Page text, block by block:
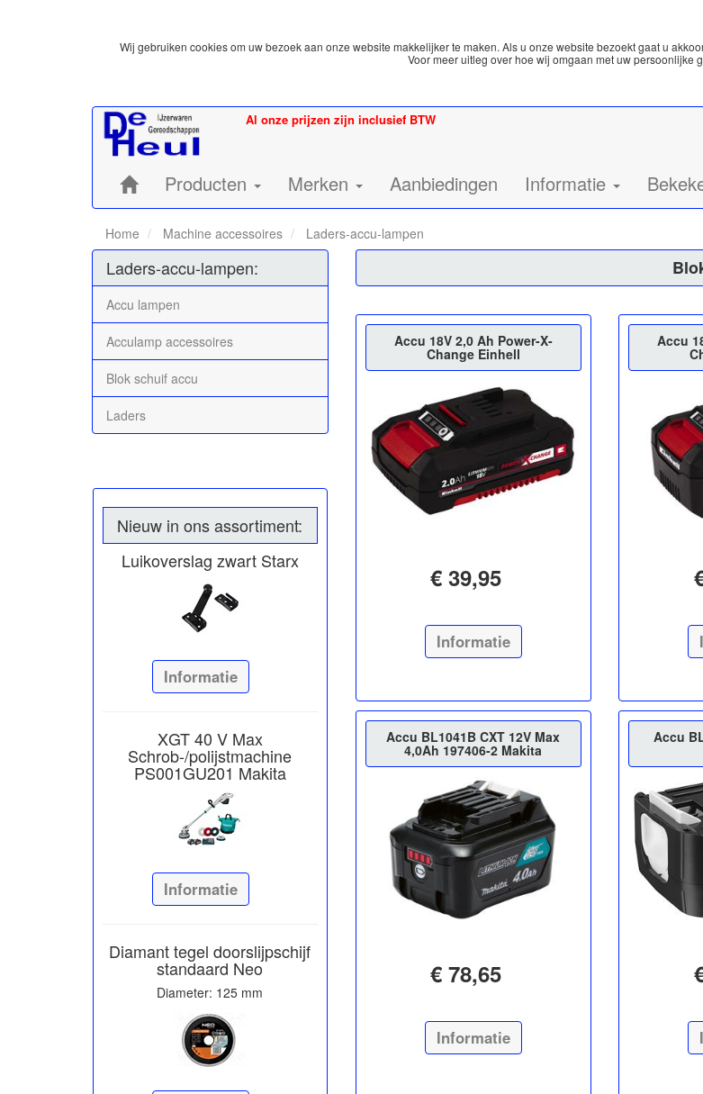
Wij gebruiken cookies om uw bezoek aan onze website makkelijker te maken. Als u onze website bezoekt gaat u
Voor meer uitleg over hoe wij omgaan met uw persoonlijke
Al onze prijzen zijn inclusief BTW
Home:Producten Merken Aanbiedingen Informatie
Home Machine accessoires Laders-accu-lampen
Laders-accu-lampen:
Accu lampen
Acculamp accessoires
Blok schuif accu
Laders
Nieuw in ons assortiment:
Luikoverslag zwart Starx
Informatie
XGT 40 V Max
Schrob-/polijstmachine
PS001GU201 Makita
Informatie
Diamant tegel doorslijpschijf
standaard Neo
Diameter: 125 mm
Accu 18V 2,0 Ah Power-X-
Change Einhell
€ 39,95
Informatie
Accu
Accu BL1041B CXT 12V Max
4,0Ah 197406-2 Makita
€ 78,65
Informatie
Accu